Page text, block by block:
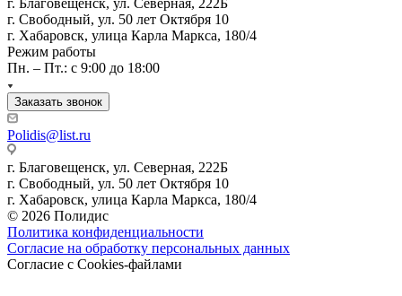
г. Свободный, ул. 50 лет Октября 10
г. Хабаровск, улица Карла Маркса, 180/4
Режим работы
Пн. – Пт.: с 9:00 до 18:00
Заказать звонок
Polidis@list.ru
г. Благовещенск, ул. Северная, 222Б
г. Свободный, ул. 50 лет Октября 10
г. Хабаровск, улица Карла Маркса, 180/4
© 2026 Полидис
Политика конфиденциальности
Согласие на обработку персональных данных
Согласие с Cookies-файлами